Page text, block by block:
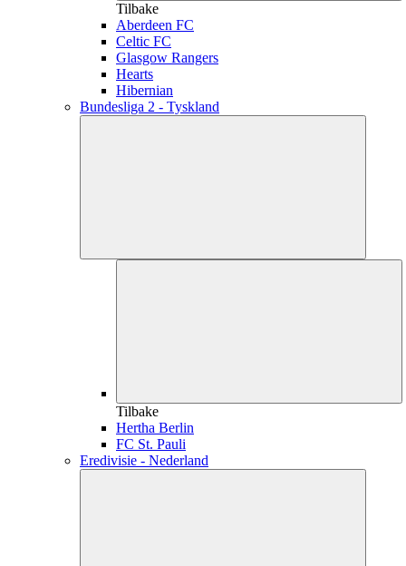
Tilbake
Aberdeen FC
Celtic FC
Glasgow Rangers
Hearts
Hibernian
Bundesliga 2 - Tyskland
Tilbake
Hertha Berlin
FC St. Pauli
Eredivisie - Nederland